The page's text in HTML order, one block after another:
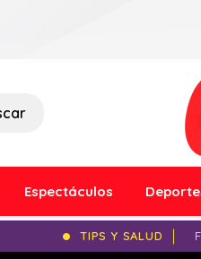
Espectáculos
TIPS Y SALUD